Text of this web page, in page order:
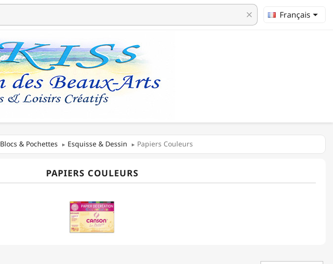
clear Français
Blocs & Pochettes Esquisse & Dessin Papiers Couleurs
PAPIERS COULEURS